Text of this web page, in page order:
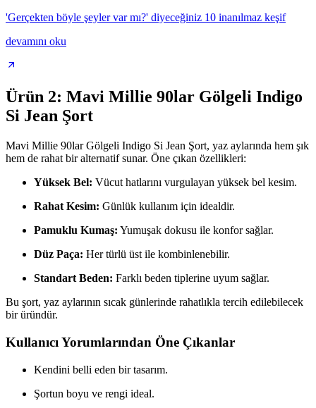
'Gerçekten böyle şeyler var mı?' diyeceğiniz 10 inanılmaz keşif
devamını oku
Ürün 2: Mavi Millie 90lar Gölgeli Indigo
Si Jean Şort
Mavi Millie 90lar Gölgeli Indigo Si Jean Şort, yaz aylarında hem şık
hem de rahat bir alternatif sunar. Öne çıkan özellikleri:
Yüksek Bel: Vücut hatlarını vurgulayan yüksek bel kesim.
Rahat Kesim: Günlük kullanım için idealdir.
Pamuklu Kumaş: Yumuşak dokusu ile konfor sağlar.
Düz Paça: Her türlü üst ile kombinlenebilir.
Standart Beden: Farklı beden tiplerine uyum sağlar.
Bu şort, yaz aylarının sıcak günlerinde rahatlıkla tercih edilebilecek
bir üründür.
Kullanıcı Yorumlarından Öne Çıkanlar
Kendini belli eden bir tasarım.
Şortun boyu ve rengi ideal.